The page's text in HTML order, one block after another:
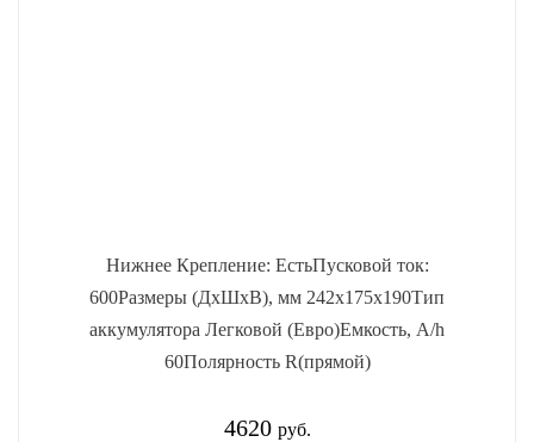
Нижнее Крепление: ЕстьПусковой ток:
600Размеры (ДхШхВ), мм 242x175x190Тип
аккумулятора Легковой (Евро)Емкость, A/h
60Полярность R(прямой)
4620 руб.